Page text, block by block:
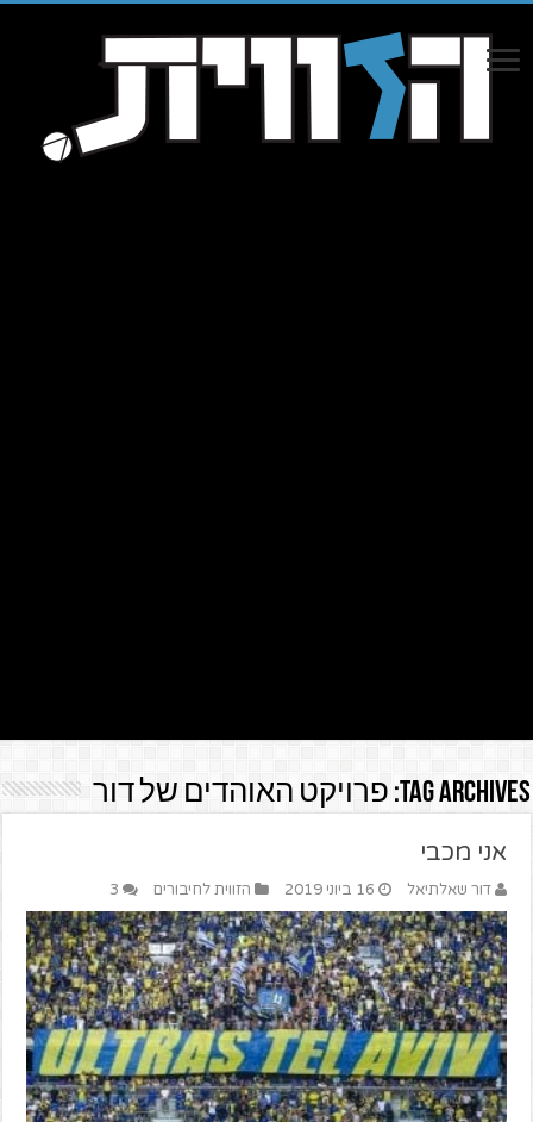
Tag Archives: פרויקט האוהדים של דור
אני מכבי
דור שאלתיאל 16 ביוני 2019 הזווית לחיבורים 3